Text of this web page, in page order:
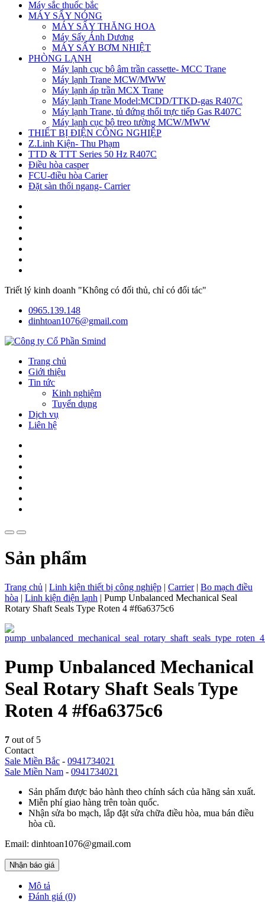
Máy sắc thuốc bắc
MÁY SẤY NÓNG
MÁY SẤY THĂNG HOA
Máy Sấy Ánh Dương
MÁY SẤY BƠM NHIỆT
PHÒNG LẠNH
Máy lạnh cục bộ âm trần cassette- MCC Trane
Máy lạnh Trane MCW/MWW
Máy lạnh áp trần MCX Trane
Máy lạnh Trane Model:MCDD/TTKD-gas R407C
Máy lạnh Trane, tủ đứng thổi trực tiếp Gas R407C
Máy lạnh cục bộ treo tường MCW/MWW
THIẾT BỊ ĐIỆN CÔNG NGHIỆP
Z.Linh Kiện- Thu Phạm
TTD & TTT Series 50 Hz R407C
Điều hòa casper
FCU-điều hòa Carier
Đặt sàn thổi ngang- Carrier
Triết lý kinh doanh "Không có đối thủ, chỉ có đối tác"
0965.139.148
dinhtoan1076@gmail.com
Trang chủ
Giới thiệu
Tin tức
Kinh nghiệm
Tuyển dụng
Dịch vụ
Liên hệ
Sản phẩm
Trang chủ | Linh kiện thiết bị công nghiệp | Carrier| Bo mạch điều
hòa | Linh kiện điện lạnh | Pump Unbalanced Mechanical Seal
Rotary Shaft Seals Type Roten 4 #f6a6375c6
Pump Unbalanced Mechanical
Seal Rotary Shaft Seals Type
Roten 4 #f6a6375c6
7 out of 5
Contact
Sale Miền Bắc - 0941734021
Sale Miền Nam - 0941734021
Sản phẩm được bảo hành theo chính sách của hãng sản xuất.
Miễn phí giao hàng trên toàn quốc.
Nhận sửa bo mạch, lắp đặt sửa chữa điều hòa, mua bán điều
hòa cũ.
Email: dinhtoan1076@gmail.com
Nhận báo giá
Mô tả
Đánh giá (0)